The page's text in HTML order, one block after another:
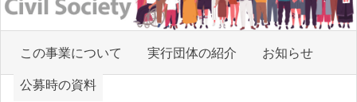
この事業について 実行団体の紹介 お知らせ
公募時の資料